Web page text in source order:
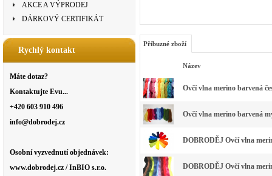
AKCE A VÝPRODEJ
DÁRKOVÝ CERTIFIKÁT
Rychlý kontakt
Máte dotaz?
Kontaktujte Evu...
+420 603 910 496
info@dobrodej.cz
Osobní vyzvednutí objednávek:
www.dobrodej.cz / InBIO s.r.o.
Příbuzné zboží
Název
Ovčí vlna merino barvená
Ovčí vlna merino barvená
DOBRODĚJ Ovčí vlna
DOBRODĚJ Ovčí vlna